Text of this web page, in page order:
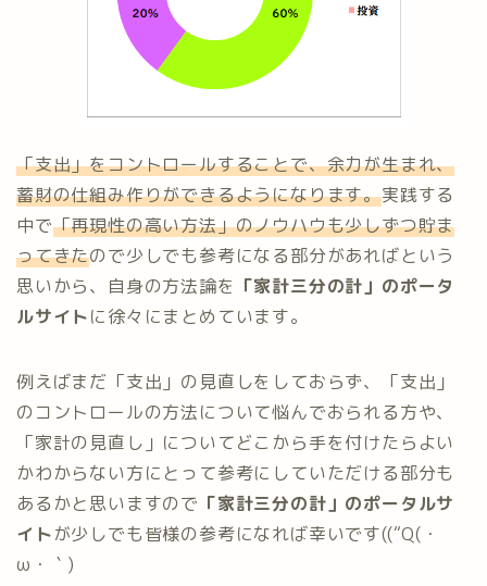
「支出」をコントロールすることで、余力が生まれ、
蓄財の仕組み作りができるようになります。実践する
中で「再現性の高い方法」のノウハウも少しずつ貯ま
ってきたので少しでも参考になる部分があればという
思いから、自身の方法論を 「家計三分の計」のポータ
ルサイトに徐々にまとめています。
例えばまだ「支出」の見直しをしておらず、「支出」
のコントロールの方法について悩んでおられる方や、
「家計の見直し」についてどこから手を付けたらよい
かわからない方にとって参考にしていただける部分も
あるかと思いますので 「家計三分の計」のポータルサ
イトが少しでも皆様の参考になれば幸いです((“Q(・
ω・｀)